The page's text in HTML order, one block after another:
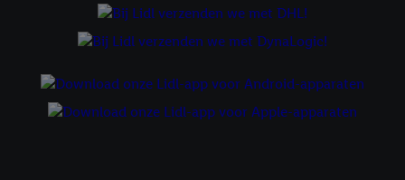
technisch noodzakelijke cookies en vergelijkbare technieken
worden gebruikt.
Door op "Akkoord" te klikken, stem je in met alle verwerkingen
voor alle bovengenoemde doeleinden. Meer informatie,
inclusief over de opslagperiode van de gegevens en je recht om
jouw toestemming op elk gewenst moment in te trekken, vind je